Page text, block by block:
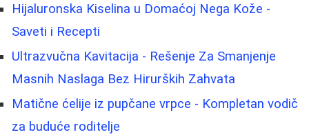
Hijaluronska Kiselina u Domaćoj Nega Kože -
Saveti i Recepti
Ultrazvučna Kavitacija - Rešenje Za Smanjenje
Masnih Naslaga Bez Hirurških Zahvata
Matične ćelije iz pupčane vrpce - Kompletan vodič
za buduće roditelje